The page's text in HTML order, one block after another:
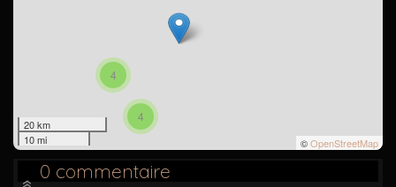
4
4
20 km
10 mi
©OpenStreetMap
0 commentaire